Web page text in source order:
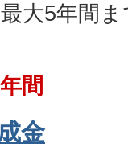
大5年間
間
金